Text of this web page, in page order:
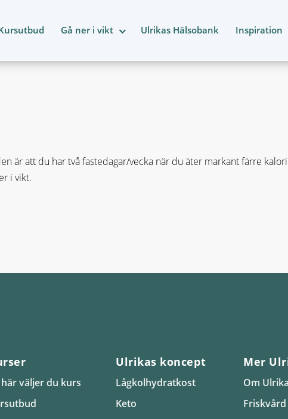
Gå ner i vikt Ulrikas Hälsobank Inspiration
är att du har två fastedagar/vecka när du äter markant färre
i vikt.
här väljer du kurs
Ulrikas koncept
Lågkolhydratkost
Keto
Mer
Om